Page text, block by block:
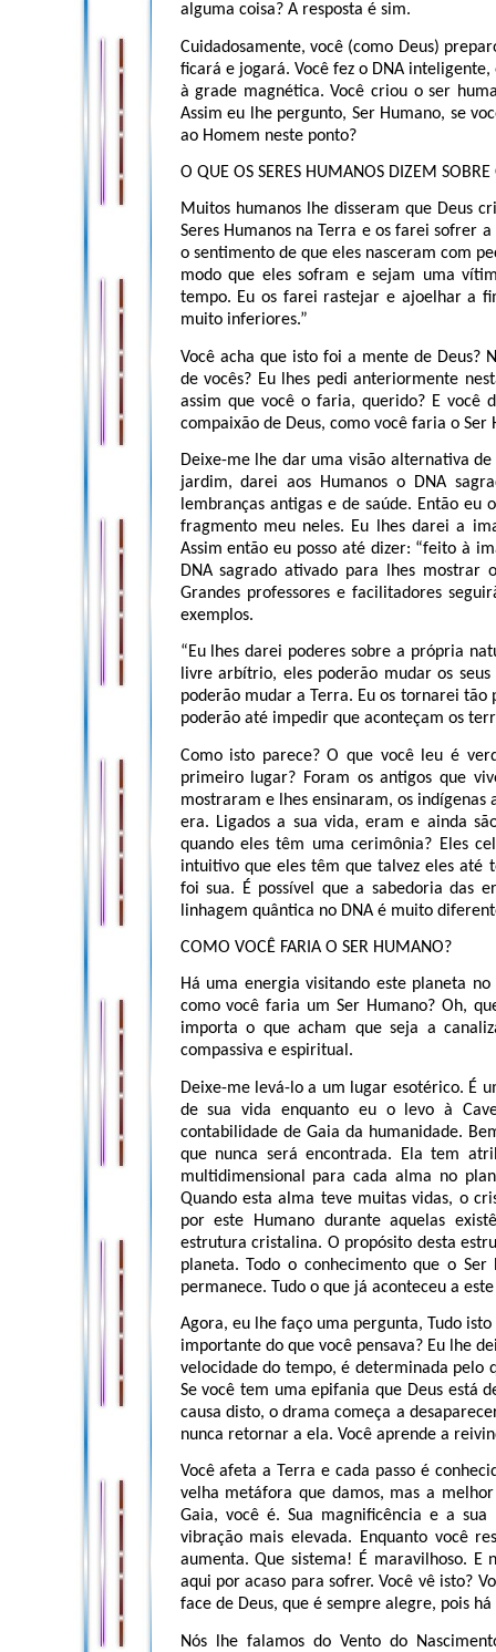
alguma coisa? A resposta é sim.
Cuidadosamente, você (como Deus)
ficará e jogará. Você fez o DNA
à grade magnética. Você criou o ser
Assim eu lhe pergunto, Ser Humano, se
ao Homem neste ponto?
O QUE OS SERES HUMANOS DIZEM
Muitos humanos lhe disseram que Deus
Seres Humanos na Terra e os farei sofrer
o sentimento de que eles nasceram com
modo que eles sofram e sejam uma
tempo. Eu os farei rastejar e ajoelhar a
muito inferiores.”
Você acha que isto foi a mente de Deus?
de vocês? Eu lhes pedi anteriormente
assim que você o faria, querido? E você
compaixão de Deus, como você faria o Ser
Deixe-me lhe dar uma visão alternativa
jardim, darei aos Humanos o DNA
lembranças antigas e de saúde. Então
fragmento meu neles. Eu lhes darei a
Assim então eu posso até dizer: “feito à
DNA sagrado ativado para lhes mostrar
Grandes professores e facilitadores
exemplos.
“Eu lhes darei poderes sobre a própria
livre arbítrio, eles poderão mudar os
poderão mudar a Terra. Eu os tornarei tão
poderão até impedir que aconteçam os
Como isto parece? O que você leu é
primeiro lugar? Foram os antigos que
mostraram e lhes ensinaram, os
era. Ligados a sua vida, eram e ainda
quando eles têm uma cerimônia? Eles
intuitivo que eles têm que talvez eles até
foi sua. É possível que a sabedoria das
linhagem quântica no DNA é muito
COMO VOCÊ FARIA O SER HUMANO?
Há uma energia visitando este planeta
como você faria um Ser Humano? Oh,
importa o que acham que seja a
compassiva e espiritual.
Deixe-me levá-lo a um lugar esotérico. É
de sua vida enquanto eu o levo à
contabilidade de Gaia da humanidade.
que nunca será encontrada. Ela tem
multidimensional para cada alma no
Quando esta alma teve muitas vidas, o
por este Humano durante aquelas
estrutura cristalina. O propósito desta
planeta. Todo o conhecimento que o
permanece. Tudo o que já aconteceu a
Agora, eu lhe faço uma pergunta, Tudo
importante do que você pensava? Eu lhe
velocidade do tempo, é determinada pelo
Se você tem uma epifania que Deus está
causa disto, o drama começa a
nunca retornar a ela. Você aprende a
Você afeta a Terra e cada passo é
velha metáfora que damos, mas a
Gaia, você é. Sua magnificência e a
vibração mais elevada. Enquanto você
aumenta. Que sistema! É maravilhoso. E
aqui por acaso para sofrer. Você vê isto?
face de Deus, que é sempre alegre, pois
Nós lhe falamos do Vento do